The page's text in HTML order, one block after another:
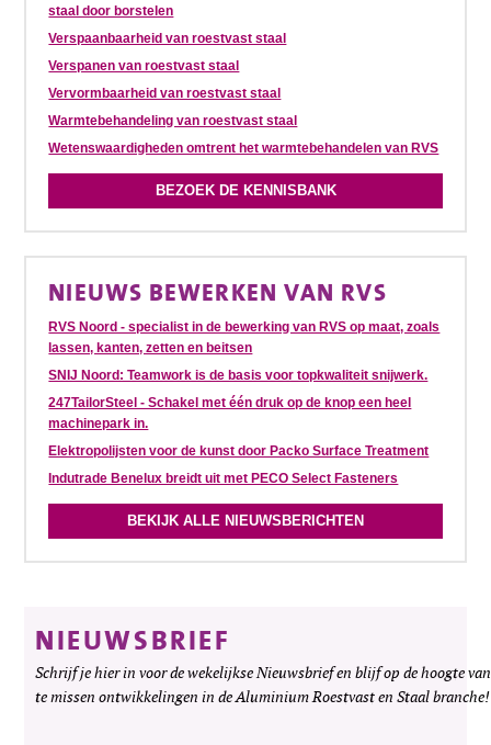
staal door borstelen
Verspaanbaarheid van roestvast staal
Verspanen van roestvast staal
Vervormbaarheid van roestvast staal
Warmtebehandeling van roestvast staal
Wetenswaardigheden omtrent het warmtebehandelen van RVS
BEZOEK DE KENNISBANK
NIEUWS BEWERKEN VAN RVS
RVS Noord - specialist in de bewerking van RVS op maat, zoals
lassen, kanten, zetten en beitsen
SNIJ Noord: Teamwork is de basis voor topkwaliteit snijwerk.
247TailorSteel - Schakel met één druk op de knop een heel
machinepark in.
Elektropolijsten voor de kunst door Packo Surface Treatment
Indutrade Benelux breidt uit met PECO Select Fasteners
BEKIJK ALLE NIEUWSBERICHTEN
NIEUWSBRIEF
Schrijf je hier in voor de wekelijkse Nieuwsbrief en blijf op de hoogte
te missen ontwikkelingen in de Aluminium Roestvast en Staal branche!